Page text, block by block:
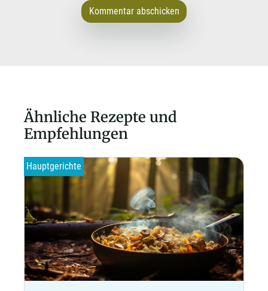
Kommentar abschicken
Ähnliche Rezepte und
Empfehlungen
Hauptgerichte